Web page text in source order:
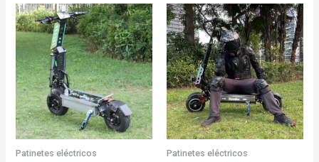
Patinetes eléctricos Patinetes eléctricos